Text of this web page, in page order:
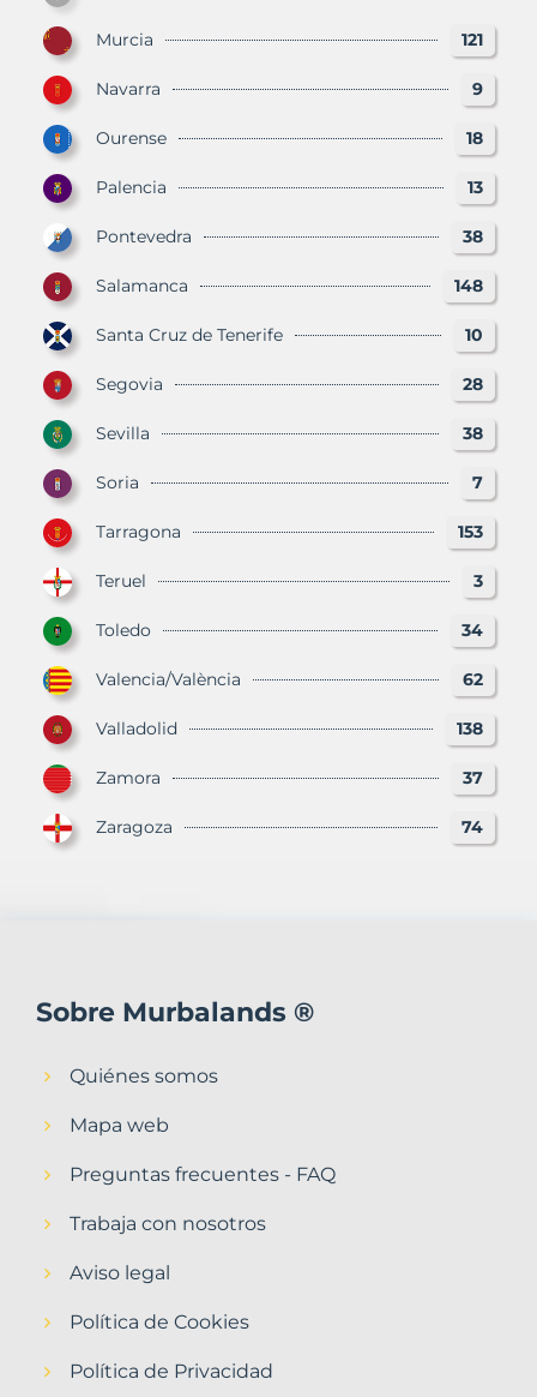
Murcia 121
Navarra 9
Ourense 18
Palencia 13
Pontevedra 38
Salamanca 148
Santa Cruz de Tenerife 10
Segovia 28
Sevilla 38
Soria 7
Tarragona 153
Teruel 3
Toledo 34
Valencia/València 62
Valladolid 138
Zamora 37
Zaragoza 74
Sobre Murbalands ®
Quiénes somos
Mapa web
Preguntas frecuentes - FAQ
Trabaja con nosotros
Aviso legal
Política de Cookies
Política de Privacidad